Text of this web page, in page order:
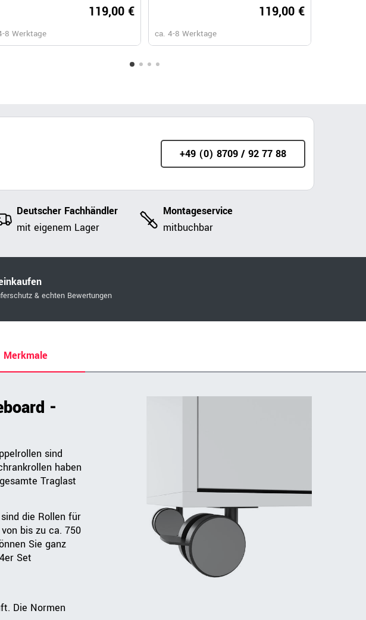
119,00 €
8 Werktage
119,00 €
ca. 4-8 Werktage
+49 (0) 8709 / 92 77 88
Deutscher Fachhändler
mit eigenem Lager
Montageservice
mitbuchbar
& echten Bewertungen
Merkmale
-
sind
haben
Traglast
die Rollen für
bis zu ca. 750
Sie ganz
Set
Die Normen